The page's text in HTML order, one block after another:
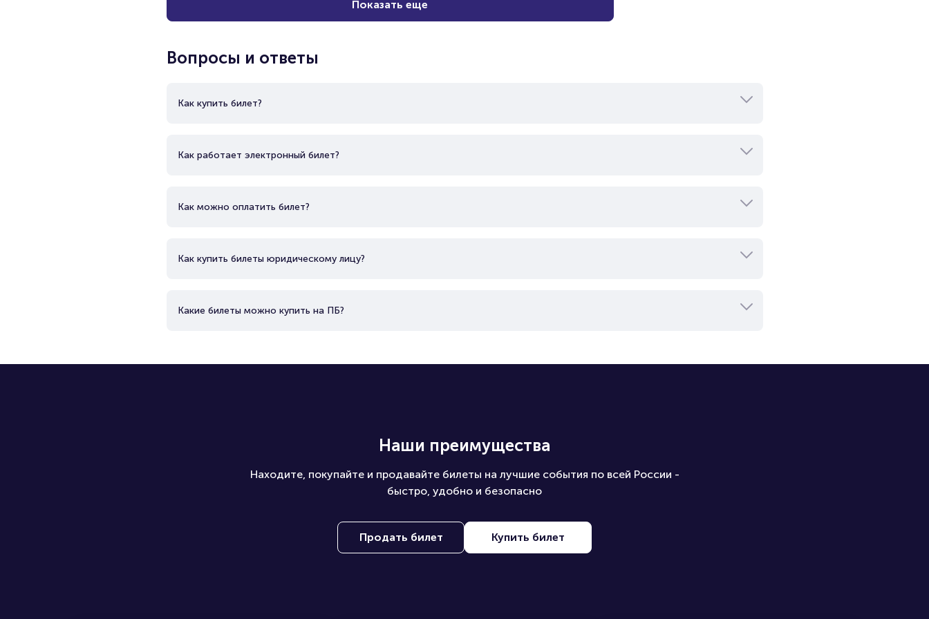
Показать еще
Вопросы и ответы
Как купить билет?
Как работает электронный билет?
Как можно оплатить билет?
Как купить билеты юридическому лицу?
Какие билеты можно купить на ПБ?
Наши преимущества
Находите, покупайте и продавайте билеты на лучшие события по всей России -
быстро, удобно и безопасно
Продать билет Купить билет